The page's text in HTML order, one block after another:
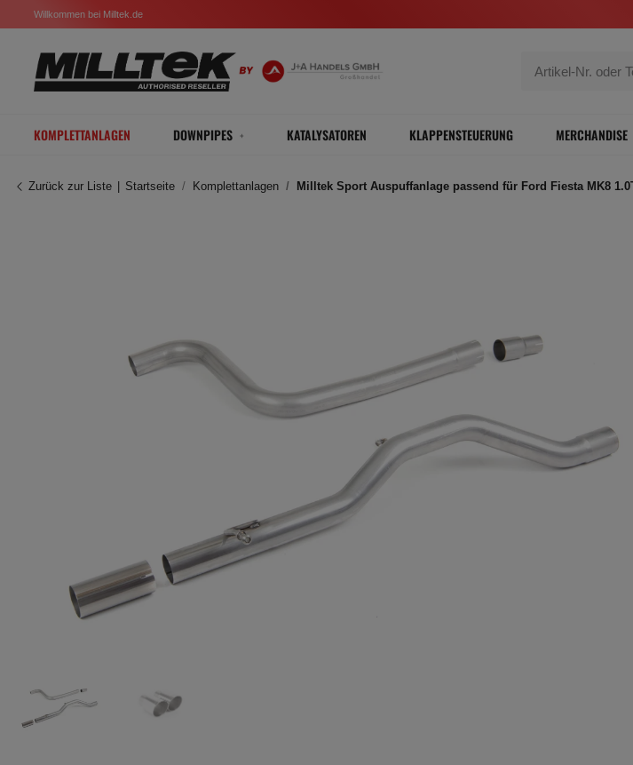
Willkommen bei Milltek.de
KOMPLETTANLAGEN DOWNPIPES KATALYSATOREN KLAPPENSTEUERUNG MERCHANDISE
Zurück zur Liste Startseite Komplettanlagen Milltek Sport Auspuffanlage passend für Ford Fiesta MK8